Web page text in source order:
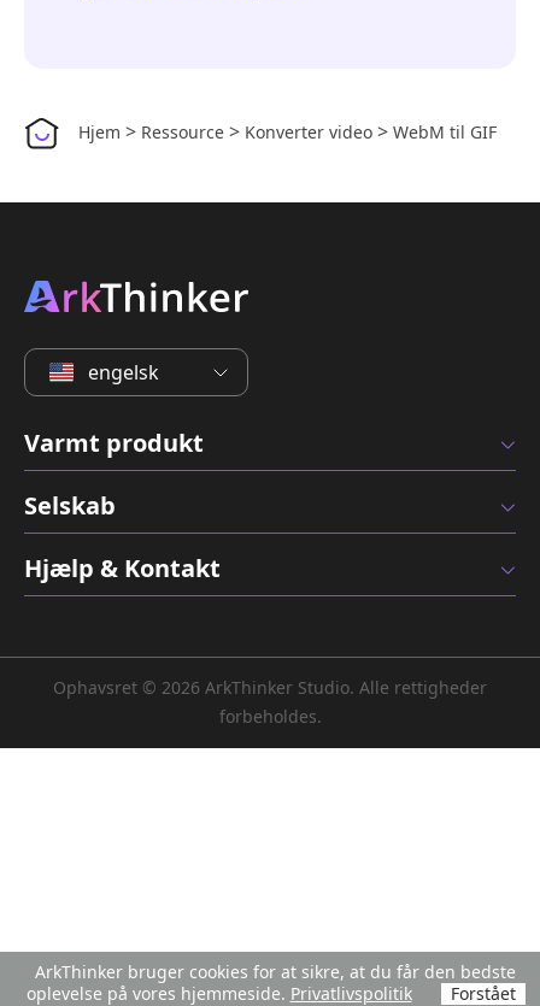
Hjem > Ressource > Konverter video > WebM til GIF
engelsk
Varmt produkt
Selskab
Hjælp & Kontakt
Ophavsret © 2026 ArkThinker Studio. Alle rettigheder
forbeholdes.
ArkThinker bruger cookies for at sikre, at du får den bedste
oplevelse på vores hjemmeside. Privatlivspolitik Forstået